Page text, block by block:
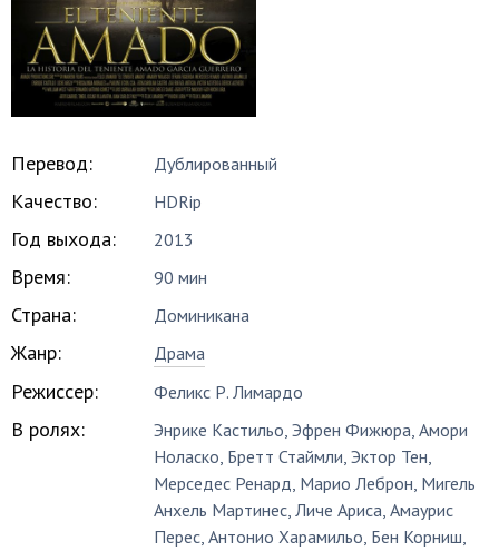
Перевод: Дублированный
Качество: HDRip
Год выхода: 2013
Время: 90 мин
Страна: Доминикана
Жанр: Драма
Режиссер: Феликс Р. Лимардо
В ролях: Энрике Кастильо,Эфрен Фижюра,Амори
Ноласко, Бретт Стаймли,Эктор Тен,
Мерседес Ренард, Марио Леброн, Мигель
Анхель Мартинес,Личе Ариса,Амаурис
Перес,Антонио Харамильо, Бен Корниш,